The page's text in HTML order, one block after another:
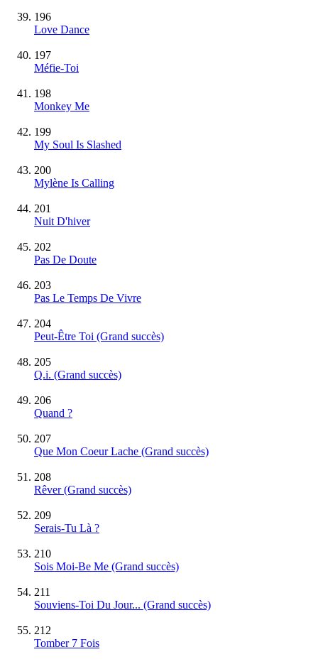
196
Love Dance
197
Méfie-Toi
198
Monkey Me
199
My Soul Is Slashed
200
Mylène Is Calling
201
Nuit D'hiver
202
Pas De Doute
203
Pas Le Temps De Vivre
204
Peut-Être Toi (Grand succès)
205
Q.i. (Grand succès)
206
Quand ?
207
Que Mon Coeur Lache (Grand succès)
208
Rêver(Grand succès)
209
Serais-Tu Là ?
210
Sois Moi-Be Me (Grand succès)
211
Souviens-Toi Du Jour... (Grand succès)
212
Tomber 7 Fois